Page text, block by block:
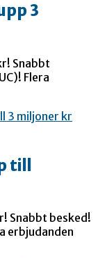
3
Snabbt
Flera
till
Snabbt besked!
erbjudanden